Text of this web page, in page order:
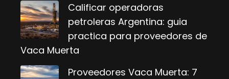
Calificar operadoras
petroleras Argentina: guia
practica para proveedores de
Vaca Muerta
Proveedores Vaca Muerta: 7